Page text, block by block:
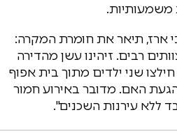
משמעותיות.
ארז, תיאר את חומרת המקרה:
רבים. זיהינו עשן מהדירה
שני ילדים מתוך בית אפוף
האם. מדובר באירוע חמור
ללא עירנות השכנים".